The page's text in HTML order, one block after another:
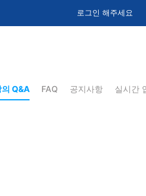
로그인 해주세요
의 Q&A FAQ 공지사항 실시간